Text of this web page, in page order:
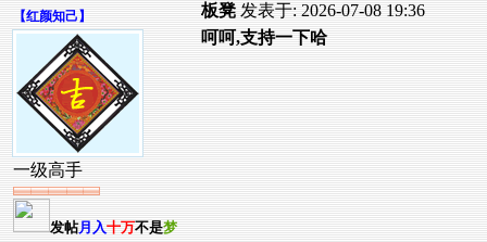
【红颜知己 】
一级高手
发帖月入十万不是梦
板凳 发表于: 2026-07-08 19:36
呵呵,支持一下哈